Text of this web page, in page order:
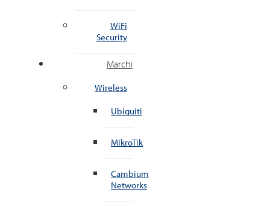
WiFi
Security
Marchi
Wireless
Ubiquiti
MikroTik
Cambium
Networks